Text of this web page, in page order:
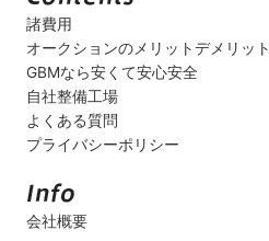
諸費用
オークションのメリットデメリット
GBMなら安くて安心安全
自社整備工場
よくある質問
プライバシーポリシー
会社概要